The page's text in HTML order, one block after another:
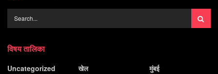
विषय तालिका
Uncategorized
खेल
मुंबई